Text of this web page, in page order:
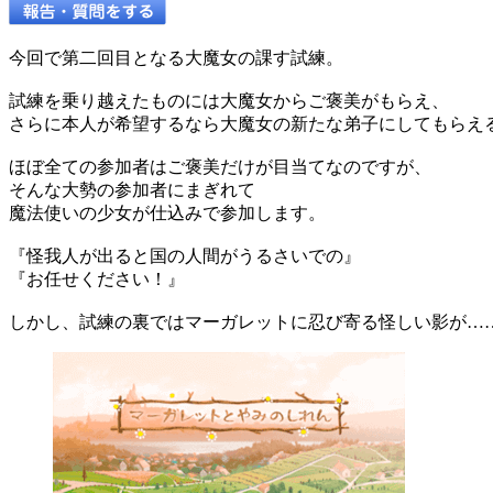
今回で第二回目となる大魔女の課す試練。
試練を乗り越えたものには大魔女からご褒美がもらえ、
さらに本人が希望するなら大魔女の新たな弟子にしてもらえ
ほぼ全ての参加者はご褒美だけが目当てなのですが、
そんな大勢の参加者にまぎれて
魔法使いの少女が仕込みで参加します。
『怪我人が出ると国の人間がうるさいでの』
『お任せください！』
しかし、試練の裏ではマーガレットに忍び寄る怪しい影が